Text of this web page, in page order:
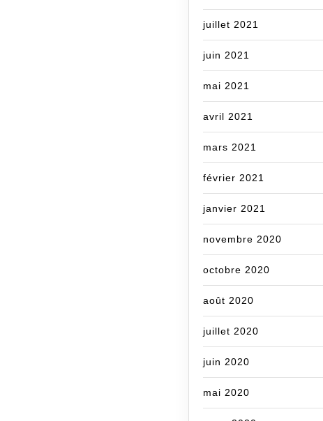
juillet 2021
juin 2021
mai 2021
avril 2021
mars 2021
février 2021
janvier 2021
novembre 2020
octobre 2020
août 2020
juillet 2020
juin 2020
mai 2020